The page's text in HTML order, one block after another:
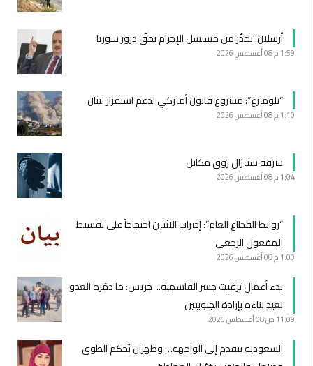
أرسلان: نحذّر من مسلسل الإجرام بحقّ دروز سوريا
1:59 م 08 أغسطس 2026
“بلومبرغ”: مشروع قانون أميركي لدعم استقرار لبنان
1:10 م 08 أغسطس 2026
سرقة سنترال زوق مكايل
1:04 م 08 أغسطس 2026
“روابط القطاع العام”: إضراب الاثنين احتجاجاً على تقسيط
المفعول الرجعي
1:00 م 08 أغسطس 2026
بدء أعمال تزفيت جسر القاسمية.. خريس: ما دمّره العدو
نعيد بناءه بإرادة الجنوبيين
11:09 ص 08 أغسطس 2026
السعودية تتقدم إلى الواجهة… وطهران تُحكم الطوق